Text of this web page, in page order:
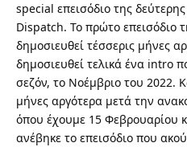
special επεισόδιο της
Dispatch. Το πρώτο επεισόδιο
δημοσιευθεί τέσσερις μήνες
δημοσιευθεί τελικά ένα intro
σεζόν, το Νοέμβριο του 2022.
μήνες αργότερα μετά την
όπου έχουμε 15 Φεβρουαρίου
ανέβηκε το επεισόδιο που